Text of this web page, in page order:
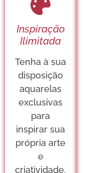
Inspiração
Ilimitada
Tenha à sua
disposição
aquarelas
exclusivas
para
inspirar sua
própria arte
e
criatividade.